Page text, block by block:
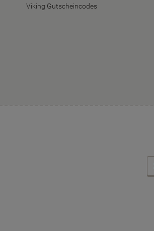
Viking Gutscheincodes